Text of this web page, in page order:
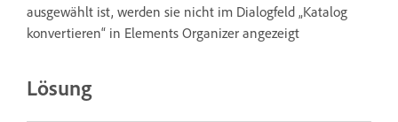
ausgewählt ist, werden sie nicht im Dialogfeld „Katalog
konvertieren“ in Elements Organizer angezeigt
Lösung